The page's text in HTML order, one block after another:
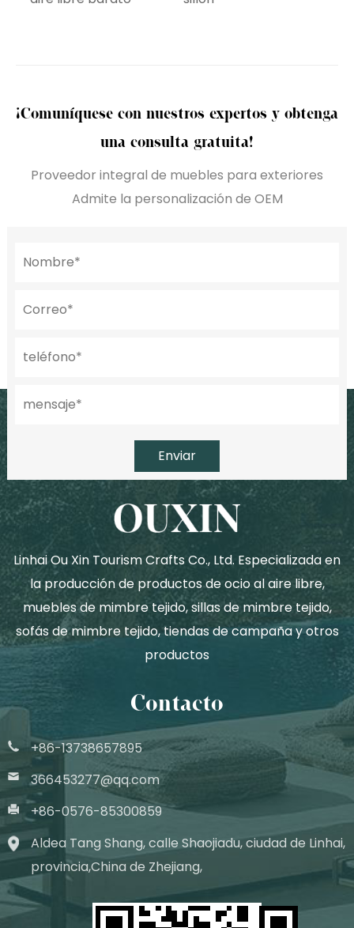
¡Comuníquese con nuestros expertos y obtenga
una consulta gratuita!
Proveedor integral de muebles para exteriores
Admite la personalización de OEM
Enviar
Linhai Ou Xin Tourism Crafts Co., Ltd. Especializada en
la producción de productos de ocio al aire libre,
muebles de mimbre tejido, sillas de mimbre tejido,
sofás de mimbre tejido, tiendas de campaña y otros
productos
Contacto
+86-13738657895
366453277@qq.com
+86-0576-85300859
Aldea Tang Shang, calle Shaojiadu, ciudad de Linhai,
provincia,China de Zhejiang,